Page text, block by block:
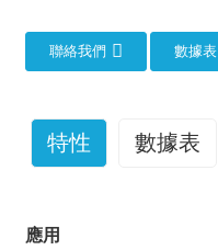
聯絡我們 數據表
特性 數據表
應用
途？